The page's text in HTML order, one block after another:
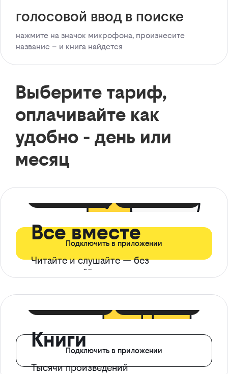
голосовой ввод в поиске
нажмите на значок микрофона, произнесите
название – и книга найдется
Выберите тариф,
оплачивайте как
удобно - день или
месяц
Все вместе
Читайте и слушайте — без
ограничений*
Подключить в приложении
Книги
Тысячи произведений
Подключить в приложении